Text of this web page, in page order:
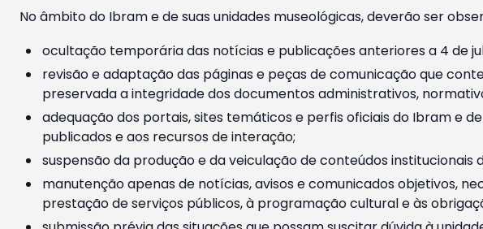
No âmbito do Ibram e de suas unidades museológicas, deverão ser
ocultação temporária das notícias e publicações anteriores a 4 de
revisão e adaptação das páginas e peças de comunicação que
preservada a integridade dos documentos administrativos,
adequação dos portais, sites temáticos e perfis oficiais do Ibram e
publicados e aos recursos de interação;
suspensão da produção e da veiculação de conteúdos
manutenção apenas de notícias, avisos e comunicados objetivos,
prestação de serviços públicos, à programação cultural e às